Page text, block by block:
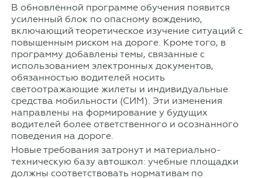
В обновлённой программе обучения появится
усиленный блок по опасному вождению,
включающий теоретическое изучение ситуаций с
повышенным риском на дороге. Кроме того, в
программу добавлены темы, связанные с
использованием электронных документов,
обязанностью водителей носить
светоотражающие жилеты и индивидуальные
средства мобильности (СИМ). Эти изменения
направлены на формирование у будущих
водителей более ответственного и осознанного
поведения на дороге.
Новые требования затронут и материально-
техническую базу автошкол: учебные площадки
должны соответствовать нормативам по